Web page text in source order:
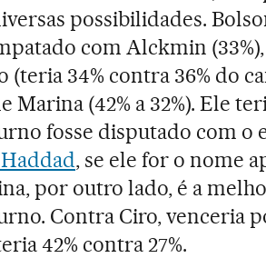
possibilidades.
com Alckmin
(teria 34% contra 36% do
Marina (42% a 32%). Ele
fosse disputado com o
, se ele for o nome
por outro lado, é a
Contra Ciro, venceria
42% contra 27%.